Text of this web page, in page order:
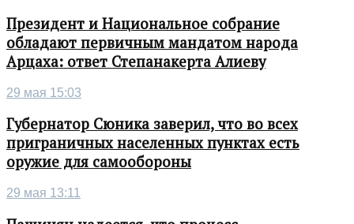
Президент и Национальное собрание
обладают первичным мандатом народа
Арцаха: ответ Степанакерта Алиеву
29 мая 15:03
Губернатор Сюника заверил, что во всех
приграничных населенных пунктах есть
оружие для самообороны
29 мая 13:11